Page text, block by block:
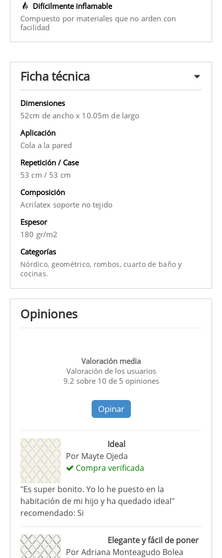
Difícilmente inflamable
Compuesto por materiales que no arden con
facilidad
Ficha técnica
Dimensiones
52cm de ancho x 10.05m de largo
Aplicación
Cola a la pared
Repetición / Case
53 cm / 53 cm
Composición
Acrilatex soporte no tejido
Espesor
180 gr/m2
Categorías
Nórdico, geométrico, rombos,cuarto de bañoy
cocinas.
Opiniones
Valoración media
Valoración de los usuarios
9.2 sobre 10 de 5 opiniones
Opinar
Ideal
Por Mayte Ojeda
Compra verificada
"Es super bonito. Yo lo he puesto en la
habitación de mi hijo y ha quedado ideal"
recomendado: Si
Elegante y fácil de poner
Por Adriana Monteagudo Bolea